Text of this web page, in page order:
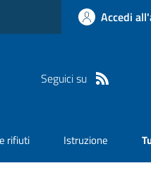
Accedi
Seguici su
rifiuti Istruzione